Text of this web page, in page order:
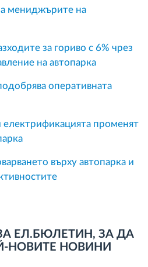
мениджърите на
за гориво с 6% чрез
на автопарка
оперативната
електрификацията променят
върху автопарка и
ЕЛ.БЮЛЕТИН, ЗА ДА
НОВИТЕ НОВИНИ